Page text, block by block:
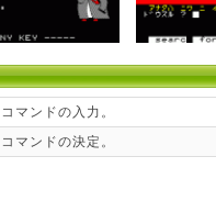
コマンドの入力。
コマンドの決定。